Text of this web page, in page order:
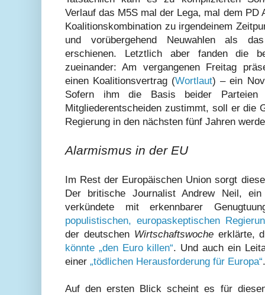
Verlauf das M5S mal der Lega, mal dem PD
Koalitionskombination zu irgendeinem
und vorübergehend Neuwahlen als
erschienen. Letztlich aber fanden die
zueinander: Am vergangenen Freitag
einen Koalitionsvertrag (Wortlaut) – ein
Sofern ihm die Basis beider Parteien
Mitgliederentscheiden zustimmt, soll er die
Regierung in den nächsten fünf Jahren
Alarmismus in der EU
Im Rest der Europäischen Union sorgt
Der britische Journalist Andrew Neil, ein
verkündete mit erkennbarer
populistischen, europaskeptischen
der deutschen Wirtschaftswoche erklärte,
könnte „den Euro killen“. Und auch ein
einer „tödlichen Herausforderung für Europa“.
Auf den ersten Blick scheint es für